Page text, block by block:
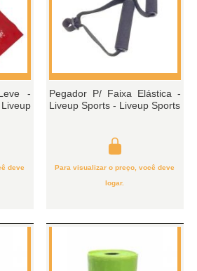
-
deve
Pegador P/ Faixa Elástica -
Liveup Sports - Liveup Sports
Para visualizar o preço, você deve
logar.